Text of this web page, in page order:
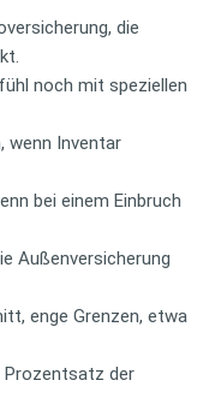
die
noch mit speziellen
wenn Inventar
bei einem Einbruch
Außenversicherung
enge Grenzen, etwa
Prozentsatz der